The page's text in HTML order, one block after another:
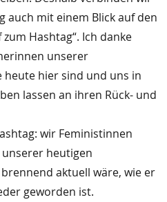
auch mit einem Blick auf den
Hashtag“. Ich danke
unserer
heute hier sind und uns in
lassen an ihren Rück- und
wir Feministinnen
heutigen
aktuell wäre, wie er
geworden ist.